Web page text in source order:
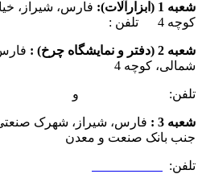
شعبه 1 (ابزارآلات):
فارس، شیراز،
کوچه 4 تلفن :
شعبه 2 (دفتر و نمایشگاه چرخ) :
شمالی، کوچه 4
تلفن: و
شعبه 3 :
فارس، شیراز، شهرک
جنب بانک صنعت و معدن
تلفن: